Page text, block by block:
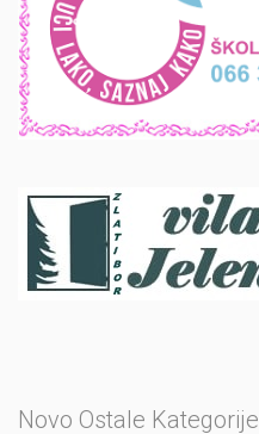
Novo Ostale Kategorije